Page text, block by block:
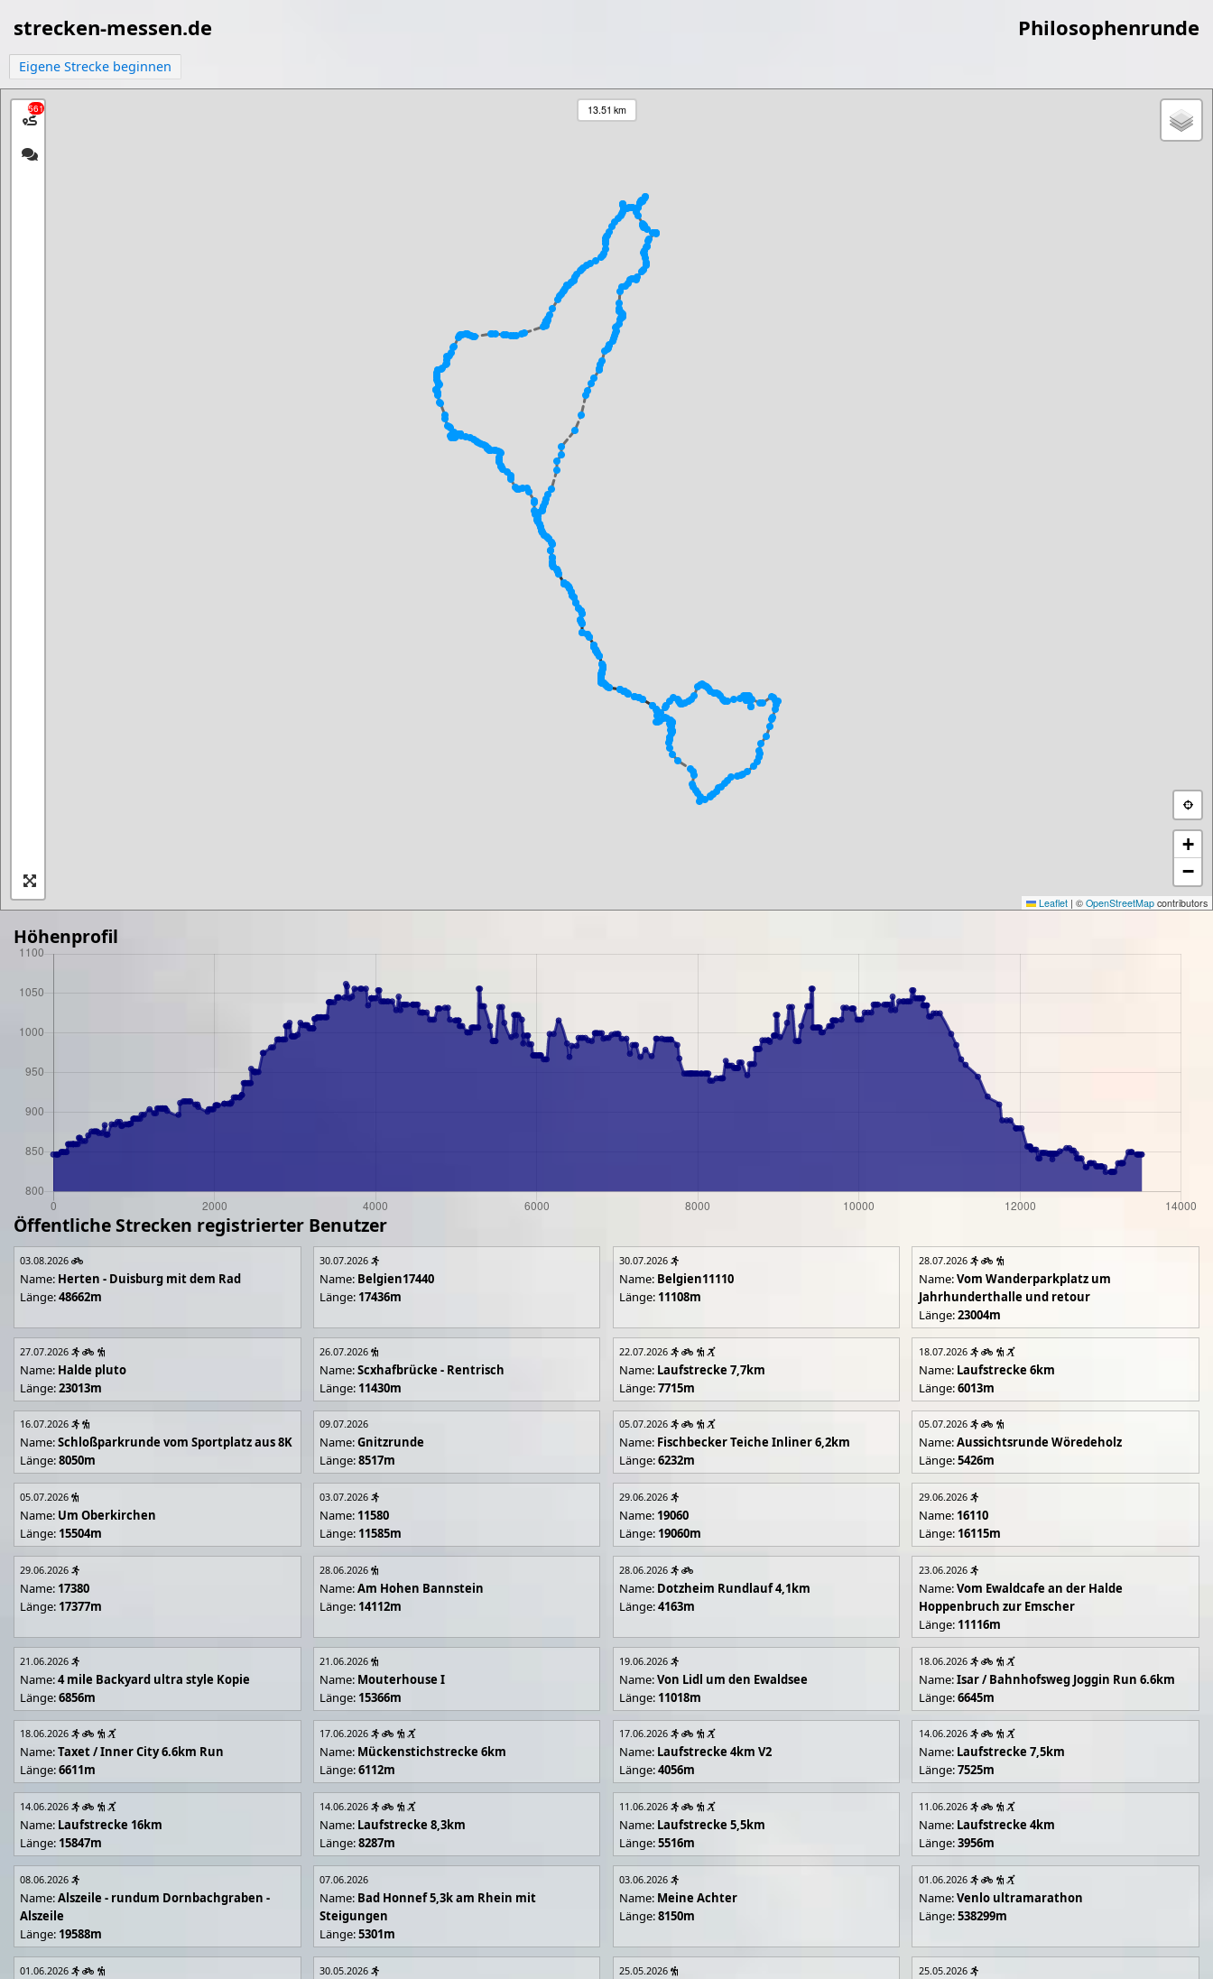
strecken-messen.de Philosophenrunde
Eigene Strecke beginnen
561 13.51 km
+
−
Leaflet | © OpenStreetMap contributors
Höhenprofil
Öffentliche Strecken registrierter Benutzer
03.08.2026
Name: Herten - Duisburg mit dem Rad
Länge:48662m
30.07.2026
Name: Belgien17440
Länge: 17436m
30.07.2026
Name: Belgien11110
Länge: 11108m
28.07.2026
Name:Vom Wanderparkplatz um
Jahrhunderthalle und retour
Länge:23004m
27.07.2026
Name: Halde pluto
Länge:23013m
26.07.2026
Name:Scxhafbrücke - Rentrisch
Länge: 11430m
22.07.2026
Name: Laufstrecke 7,7km
Länge:7715m
18.07.2026
Name: Laufstrecke 6km
Länge:6013m
16.07.2026
Name:Schloßparkrunde vom Sportplatz aus 8K
Länge:8050m
09.07.2026
Name:Gnitzrunde
Länge:8517m
05.07.2026
Name: Fischbecker Teiche Inliner 6,2km
Länge:6232m
05.07.2026
Name:Aussichtsrunde Wöredeholz
Länge:5426m
05.07.2026
Name: Um Oberkirchen
Länge: 15504m
03.07.2026
Name: 11580
Länge: 11585m
29.06.2026
Name: 19060
Länge: 19060m
29.06.2026
Name: 16110
Länge: 16115m
29.06.2026
Name: 17380
Länge: 17377m
28.06.2026
Name:Am Hohen Bannstein
Länge: 14112m
28.06.2026
Name: Dotzheim Rundlauf 4,1km
Länge:4163m
23.06.2026
Name:Vom Ewaldcafe an der Halde
Hoppenbruch zur Emscher
Länge: 11116m
21.06.2026
Name:4 mile Backyard ultra style Kopie
Länge:6856m
21.06.2026
Name: Mouterhouse I
Länge: 15366m
19.06.2026
Name:Von Lidl um den Ewaldsee
Länge: 11018m
18.06.2026
Name:Isar / Bahnhofsweg Joggin Run 6.6km
Länge:6645m
18.06.2026
Name:Taxet / Inner City 6.6km Run
Länge:6611m
17.06.2026
Name: Mückenstichstrecke 6km
Länge:6112m
17.06.2026
Name: Laufstrecke 4km V2
Länge:4056m
14.06.2026
Name: Laufstrecke 7,5km
Länge:7525m
14.06.2026
Name: Laufstrecke 16km
Länge: 15847m
14.06.2026
Name: Laufstrecke 8,3km
Länge:8287m
11.06.2026
Name: Laufstrecke 5,5km
Länge:5516m
11.06.2026
Name: Laufstrecke 4km
Länge:3956m
08.06.2026
Name:Alszeile - rundum Dornbachgraben -
Alszeile
Länge: 19588m
07.06.2026
Name: Bad Honnef 5,3k am Rhein mit
Steigungen
Länge:5301m
03.06.2026
Name: Meine Achter
Länge:8150m
01.06.2026
Name:Venlo ultramarathon
Länge:538299m
01.06.2026 30.05.2026 25.05.2026 25.05.2026